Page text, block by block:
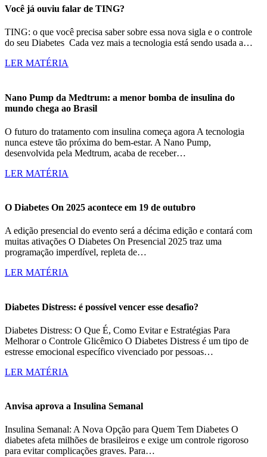
Você já ouviu falar de TING?
TING: o que você precisa saber sobre essa nova sigla e o controle
do seu Diabetes Cada vez mais a tecnologia está sendo usada a…
LER MATÉRIA
Nano Pump da Medtrum: a menor bomba de insulina do
mundo chega ao Brasil
O futuro do tratamento com insulina começa agora A tecnologia
nunca esteve tão próxima do bem-estar. A Nano Pump,
desenvolvida pela Medtrum, acaba de receber…
LER MATÉRIA
O Diabetes On 2025 acontece em 19 de outubro
A edição presencial do evento será a décima edição e contará com
muitas ativações O Diabetes On Presencial 2025 traz uma
programação imperdível, repleta de…
LER MATÉRIA
Diabetes Distress: é possível vencer esse desafio?
Diabetes Distress: O Que É, Como Evitar e Estratégias Para
Melhorar o Controle Glicêmico O Diabetes Distress é um tipo de
estresse emocional específico vivenciado por pessoas…
LER MATÉRIA
Anvisa aprova a Insulina Semanal
Insulina Semanal: A Nova Opção para Quem Tem Diabetes O
diabetes afeta milhões de brasileiros e exige um controle rigoroso
para evitar complicações graves. Para…